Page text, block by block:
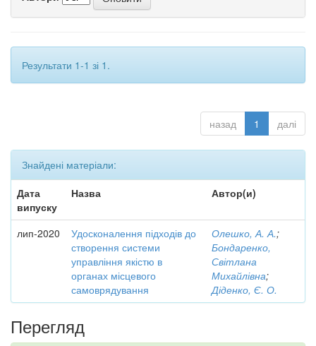
Результати 1-1 зі 1.
назад 1 далі
Знайдені матеріали:
Дата
випуску
Назва Автор(и)
лип-2020
Удосконалення підходів до
створення системи
управління якістю в
органах місцевого
самоврядування
Олешко, А. А.;
Бондаренко,
Світлана
Михайлівна;
Діденко, Є. О.
Перегляд